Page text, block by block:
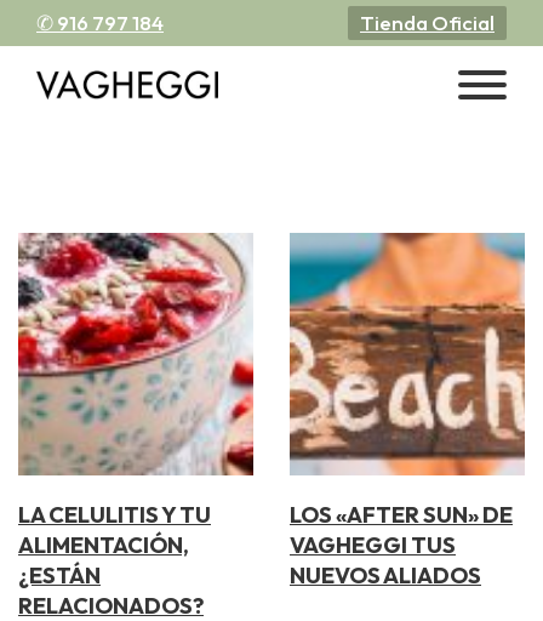
✆ 916 797 184 Tienda Oficial
LA CELULITIS Y TU
ALIMENTACIÓN,
¿ESTÁN
RELACIONADOS?
LOS «AFTER SUN» DE
VAGHEGGI TUS
NUEVOS ALIADOS